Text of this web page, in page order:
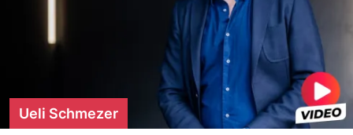
Ueli Schmezer